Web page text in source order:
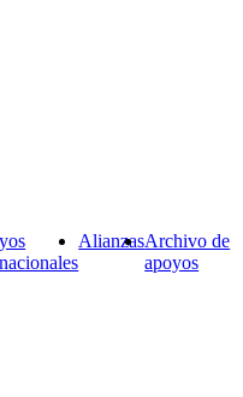
AlianzasArchivo de
apoyos